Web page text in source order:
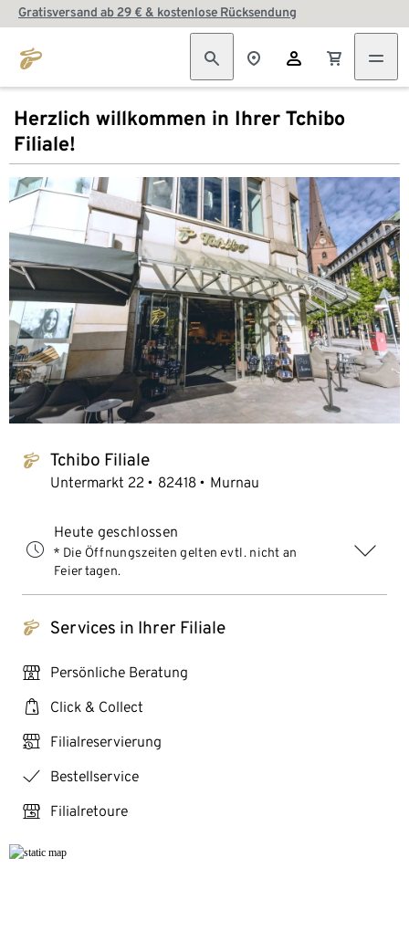
Gratisversand ab 29 € & kostenlose Rücksendung
Herzlich willkommen in Ihrer Tchibo
Filiale!
tchibo_logo Tchibo Filiale
Untermarkt 22 82418 Murnau
Heute geschlossen
* Die Öffnungszeiten gelten evtl. nicht an
Feiertagen.
tchibo_logo Services in Ihrer Filiale
personal_services Persönliche Beratung
click_collect Click & Collect
click_reserve_store Filialreservierung
checkmark Bestellservice
store_return Filialretoure